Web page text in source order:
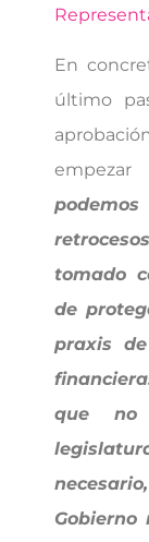
En
último
tomado
de
praxis
que no
Gobierno